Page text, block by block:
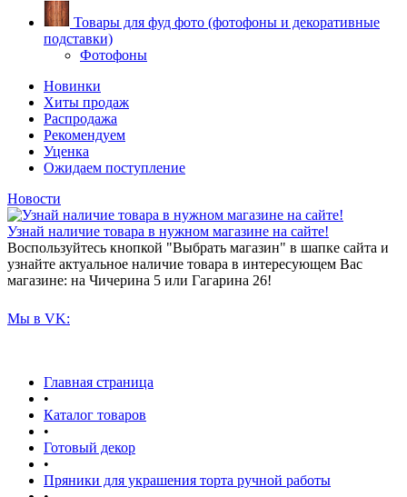
Товары для фуд фото (фотофоны и декоративные
подставки)
Фотофоны
Новинки
Хиты продаж
Распродажа
Рекомендуем
Уценка
Ожидаем поступление
Новости
Узнай наличие товара в нужном магазине на сайте!
Воспользуйтесь кнопкой "Выбрать магазин" в шапке сайта и
узнайте актуальное наличие товара в интересующем Вас
магазине: на Чичерина 5 или Гагарина 26!
Мы в VK:
Главная страница
•
Каталог товаров
•
Готовый декор
•
Пряники для украшения торта ручной работы